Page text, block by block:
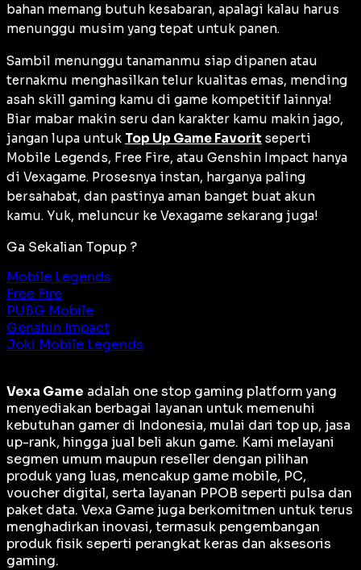
bahan memang butuh kesabaran, apalagi kalau harus
menunggu musim yang tepat untuk panen.
Sambil menunggu tanamanmu siap dipanen atau
ternakmu menghasilkan telur kualitas emas, mending
asah skill gaming kamu di game kompetitif lainnya!
Biar mabar makin seru dan karakter kamu makin jago,
jangan lupa untuk Top Up Game Favorit seperti
Mobile Legends, Free Fire, atau Genshin Impact hanya
di Vexagame. Prosesnya instan, harganya paling
bersahabat, dan pastinya aman banget buat akun
kamu. Yuk, meluncur ke Vexagame sekarang juga!
Ga Sekalian Topup ?
Mobile Legends
Free Fire
PUBG Mobile
Genshin Impact
Joki Mobile Legends
Vexa Game adalah one stop gaming platform yang
menyediakan berbagai layanan untuk memenuhi
kebutuhan gamer di Indonesia, mulai dari top up, jasa
up-rank, hingga jual beli akun game. Kami melayani
segmen umum maupun reseller dengan pilihan
produk yang luas, mencakup game mobile, PC,
voucher digital, serta layanan PPOB seperti pulsa dan
paket data. Vexa Game juga berkomitmen untuk terus
menghadirkan inovasi, termasuk pengembangan
produk fisik seperti perangkat keras dan aksesoris
gaming.